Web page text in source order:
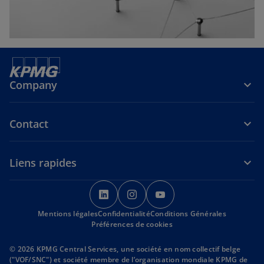
Company
Contact
Liens rapides
s
’
o
u
r
s
’
o
u
v
r
’
o
r
Mentions légalesConfidentialitéConditions Générales
Préférences de cookies
© 2026 KPMG Central Services, une société en nom collectif belge
("VOF/SNC") et société membre de l’organisation mondiale KPMG de